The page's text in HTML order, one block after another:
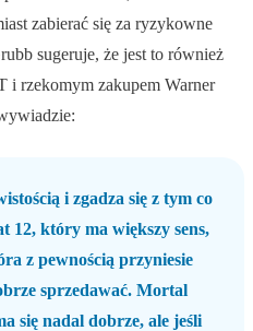
zabierać się za ryzykowne
sugeruje, że jest to również
i rzekomym zakupem Warner
i zgadza się z tym co
12, który ma większy sens,
z pewnością przyniesie
sprzedawać. Mortal
się nadal dobrze, ale jeśli